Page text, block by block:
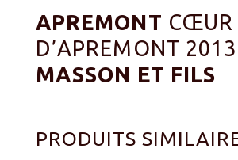
APREMONT CŒUR
D’APREMONT
MASSON ET FILS
PRODUITS